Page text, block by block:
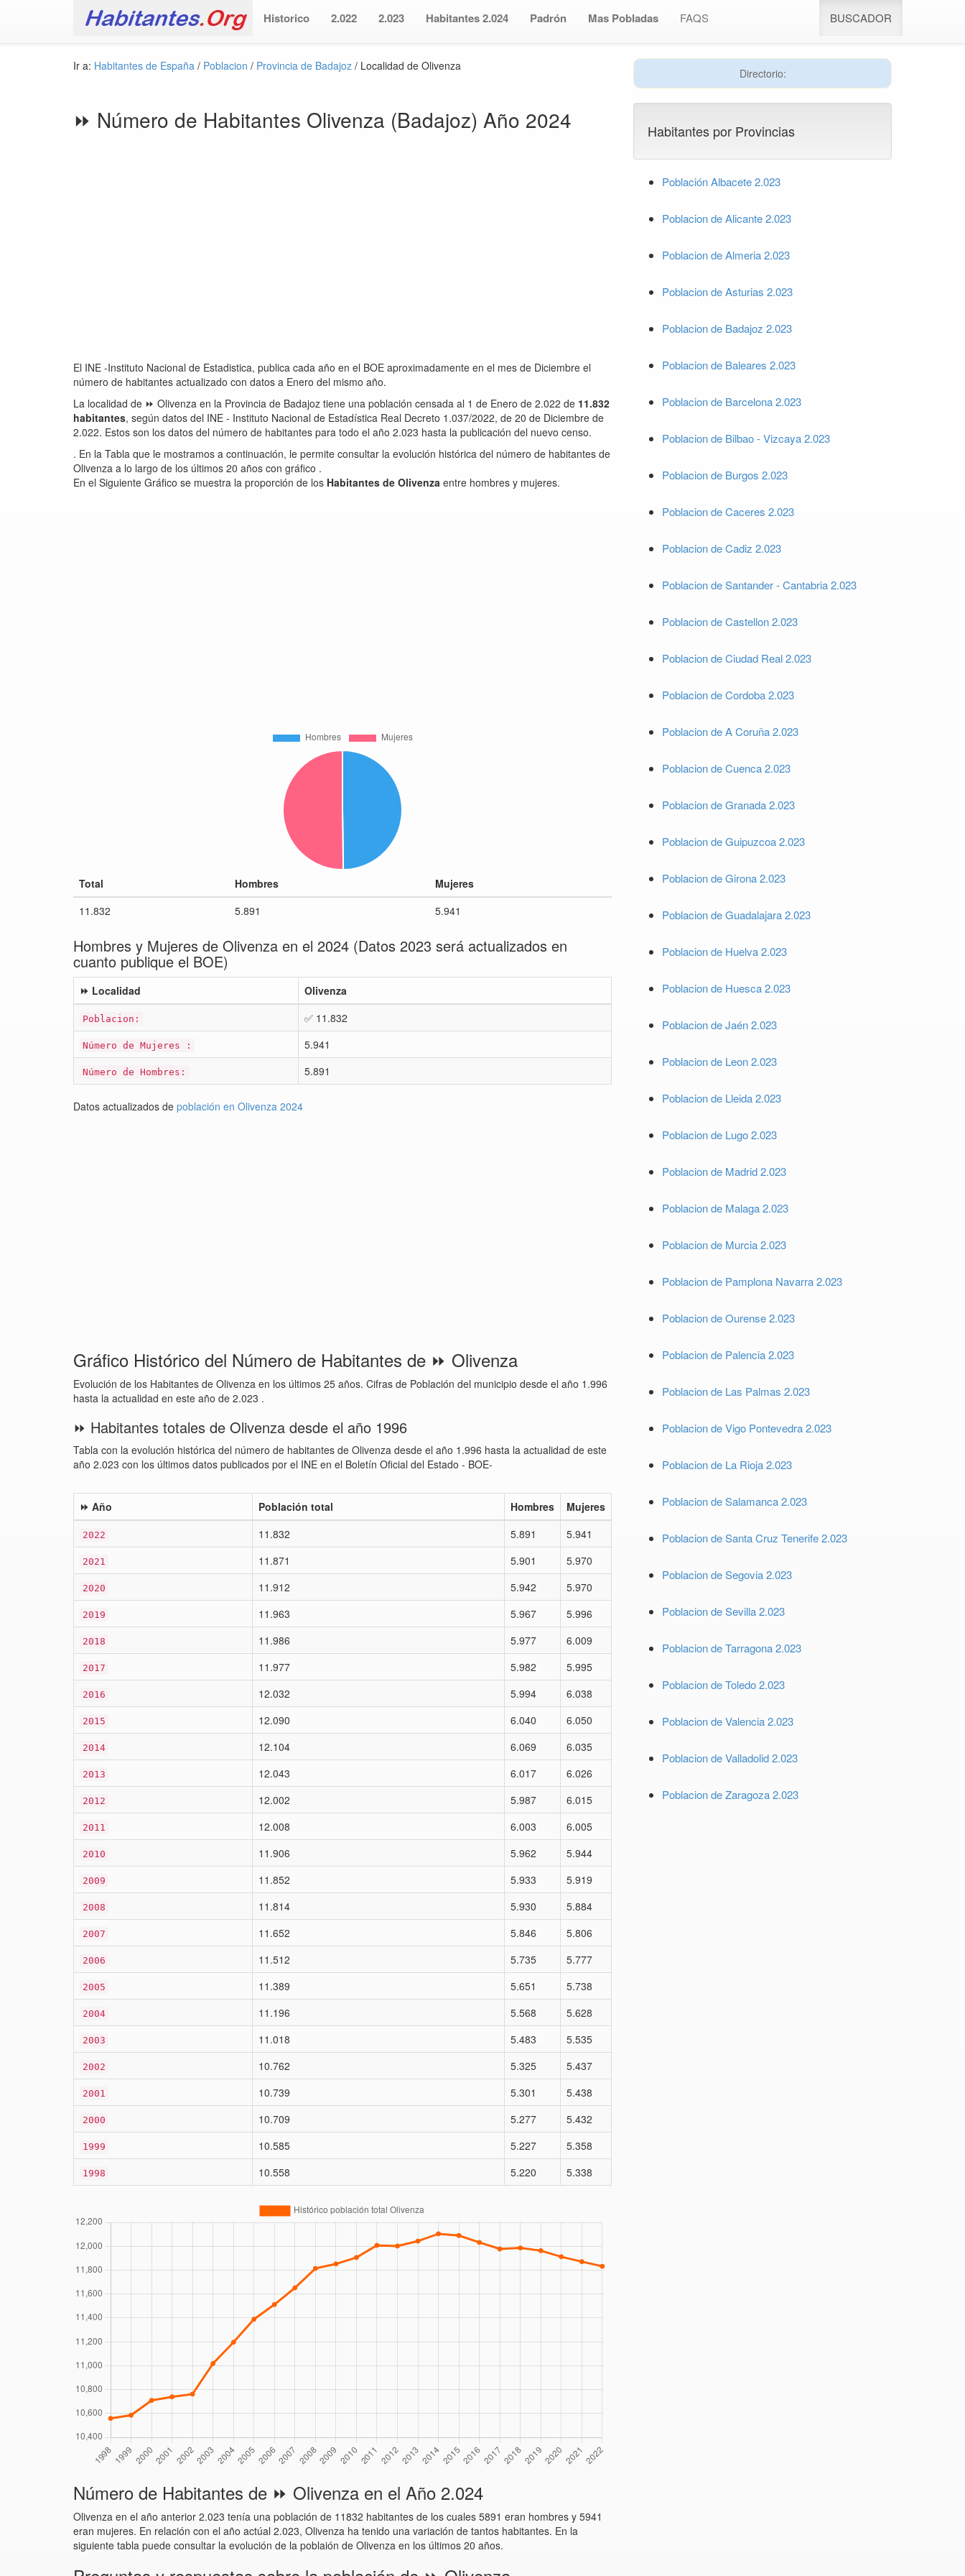
Historico 2.022 2.023 Habitantes 2.024 Padrón Mas Pobladas FAQS BUSCADOR
Ir a: Habitantes de España / Poblacion / Provincia de Badajoz / Localidad de Olivenza
⏩ Número de Habitantes Olivenza (Badajoz) Año 2024
El INE -Instituto Nacional de Estadistica, publica cada año en el BOE aproximadamente en el mes de Diciembre el
número de habitantes actualizado con datos a Enero del mismo año.
La localidad de ⏩ Olivenza en la Provincia de Badajoz tiene una población censada al 1 de Enero de 2.022 de 11.832
habitantes, según datos del INE - Instituto Nacional de Estadística Real Decreto 1.037/2022, de 20 de Diciembre de
2.022. Estos son los datos del número de habitantes para todo el año 2.023 hasta la publicación del nuevo censo.
. En la Tabla que le mostramos a continuación, le permite consultar la evolución histórica del número de habitantes de
Olivenza a lo largo de los últimos 20 años con gráfico .
En el Siguiente Gráfico se muestra la proporción de los Habitantes de Olivenza entre hombres y mujeres.
Total Hombres
Mujeres
11.832
5.891 5.941
Hombres y Mujeres de Olivenza en el 2024 (Datos 2023 será actualizados en
cuanto publique el BOE)
⏩ Localidad Olivenza
Poblacion: ✅ 11.832
Número de Mujeres : 5.941
Número de Hombres: 5.891
Datos actualizados de población en Olivenza 2024
Gráfico Histórico del Número de Habitantes de ⏩ Olivenza
Evolución de los Habitantes de Olivenza en los últimos 25 años. Cifras de Población del municipio desde el año 1.996
hasta la actualidad en este año de 2.023 .
⏩ Habitantes totales de Olivenza desde el año 1996
Tabla con la evolución histórica del número de habitantes de Olivenza desde el año 1.996 hasta la actualidad de este
año 2.023 con los últimos datos publicados por el INE en el Boletín Oficial del Estado - BOE-
⏩ Año Población total Hombres Mujeres
2022 11.832 5.891 5.941
2021 11.871 5.901 5.970
2020 11.912 5.942 5.970
2019 11.963 5.967 5.996
2018 11.986 5.977 6.009
2017 11.977 5.982 5.995
2016 12.032 5.994 6.038
2015 12.090 6.040 6.050
2014 12.104 6.069 6.035
2013 12.043 6.017 6.026
2012 12.002 5.987 6.015
2011 12.008 6.003 6.005
2010 11.906 5.962 5.944
2009 11.852 5.933 5.919
2008 11.814 5.930 5.884
2007 11.652 5.846 5.806
2006 11.512 5.735 5.777
2005 11.389 5.651 5.738
2004 11.196 5.568 5.628
2003 11.018 5.483 5.535
2002 10.762 5.325 5.437
2001 10.739 5.301 5.438
2000 10.709 5.277 5.432
1999 10.585 5.227 5.358
1998 10.558 5.220 5.338
Número de Habitantes de ⏩ Olivenza en el Año 2.024
Olivenza en el año anterior 2.023 tenía una población de 11832 habitantes de los cuales 5891 eran hombres y 5941
eran mujeres. En relación con el año actúal 2.023, Olivenza ha tenido una variación de tantos habitantes. En la
siguiente tabla puede consultar la evolución de la poblaión de Olivenza en los últimos 20 años.
Directorio:
Habitantes por Provincias
Población Albacete 2.023
Poblacion de Alicante 2.023
Poblacion de Almeria 2.023
Poblacion de Asturias 2.023
Poblacion de Badajoz 2.023
Poblacion de Baleares 2.023
Poblacion de Barcelona 2.023
Poblacion de Bilbao - Vizcaya 2.023
Poblacion de Burgos 2.023
Poblacion de Caceres 2.023
Poblacion de Cadiz 2.023
Poblacion de Santander - Cantabria 2.023
Poblacion de Castellon 2.023
Poblacion de Ciudad Real 2.023
Poblacion de Cordoba 2.023
Poblacion de A Coruña 2.023
Poblacion de Cuenca 2.023
Poblacion de Granada 2.023
Poblacion de Guipuzcoa 2.023
Poblacion de Girona 2.023
Poblacion de Guadalajara 2.023
Poblacion de Huelva 2.023
Poblacion de Huesca 2.023
Poblacion de Jaén 2.023
Poblacion de Leon 2.023
Poblacion de Lleida 2.023
Poblacion de Lugo 2.023
Poblacion de Madrid 2.023
Poblacion de Malaga 2.023
Poblacion de Murcia 2.023
Poblacion de Pamplona Navarra 2.023
Poblacion de Ourense 2.023
Poblacion de Palencia 2.023
Poblacion de Las Palmas 2.023
Poblacion de Vigo Pontevedra 2.023
Poblacion de La Rioja 2.023
Poblacion de Salamanca 2.023
Poblacion de Santa Cruz Tenerife 2.023
Poblacion de Segovia 2.023
Poblacion de Sevilla 2.023
Poblacion de Tarragona 2.023
Poblacion de Toledo 2.023
Poblacion de Valencia 2.023
Poblacion de Valladolid 2.023
Poblacion de Zaragoza 2.023